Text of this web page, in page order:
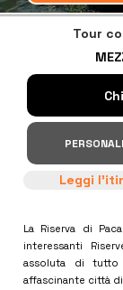
Tour
Leggi
La Riserva di
interessanti
assoluta di tutto
affascinante città